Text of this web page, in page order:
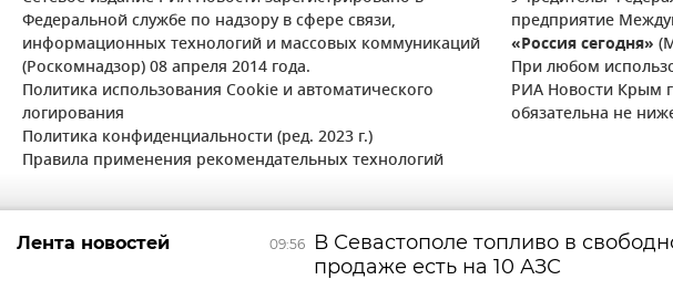
Федеральной службе по надзору в сфере связи,
информационных технологий и массовых коммуникаций
(Роскомнадзор) 08 апреля 2014 года.
Политика использования Cookie и автоматического
логирования
Политика конфиденциальности (ред. 2023 г.)
Правила применения рекомендательных технологий
предприятие
«Россия сегодня»
При любом
РИА Новости Крым
обязательна не
09:56
В Севастополе топливо в
продаже есть на 10 АЗС
Лента новостей